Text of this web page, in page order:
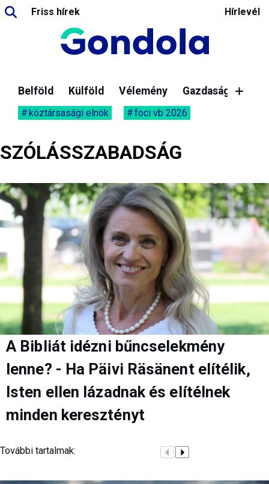
Friss hírek Hírlevél
Belföld Külföld Vélemény Gazdaság
köztársasági elnök foci vb 2026
SZÓLÁSSZABADSÁG
A Bibliát idézni bűncselekmény
lenne? - Ha Päivi Räsänent elítélik,
Isten ellen lázadnak és elítélnek
minden keresztényt
További tartalmak: